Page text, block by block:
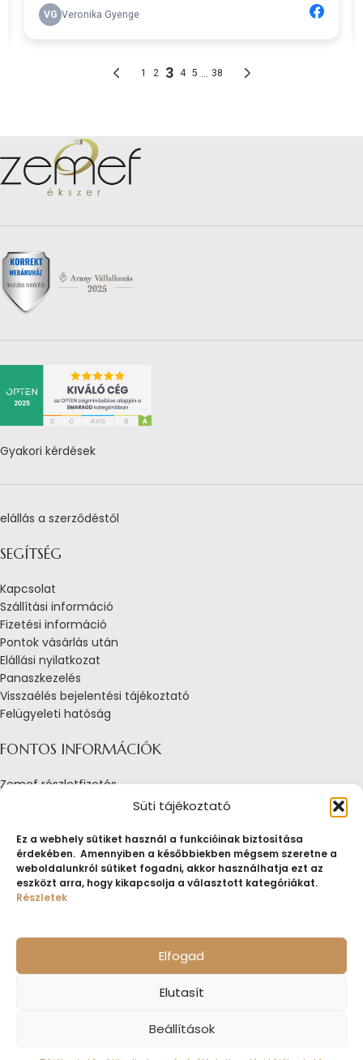
Süti tájékoztató
Ez a webhely sütiket használ a funkcióinak biztosítása
érdekében. Amennyiben a későbbiekben mégsem szeretne a
weboldalunkról sütiket fogadni, akkor használhatja ezt az
eszközt arra, hogy kikapcsolja a választott kategóriákat.
Részletek
Elfogad
Elutasít
Beállítások
Gyakori kérdések
elállás a szerződéstől
SEGÍTSÉG
Kapcsolat
Szállítási információ
Fizetési információ
Pontok vásárlás után
Elállási nyilatkozat
Panaszkezelés
Visszaélés bejelentési tájékoztató
Felügyeleti hatóság
FONTOS INFORMÁCIÓK
Zemef részletfizetés
Adatkezelési tájékoztató
Tájékoztató sütik alkalmazásáról
Fogyasztóvédelmi tájékoztató
Jogi nyilatkozat
Impresszum